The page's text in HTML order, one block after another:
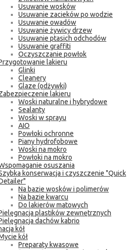
Usuwanie wosków
Usuwanie zacieków po wodzie
Usuwanie owadów
Usuwanie żywicy drzew
Usuwanie ptasich odchodów
Usuwanie graffiti
Oczyszczanie powłok
lakieru
Glinki
Cleanery
Glaze (odżywki)
lakieru
Woski naturalne i hybrydowe
Sealanty
Woski w sprayu
AIO
Powłoki ochronne
Piany hydrofobowe
Woski na mokro
Powłoki na mokro
osuszania
konserwacja i czyszczenie "Quick
Na bazie wosków i polimerów
Na bazie kwarcu
Do lakierów matowych
plastików zewnętrznych
dachów kabrio
kół
kół
Preparaty kwasowe